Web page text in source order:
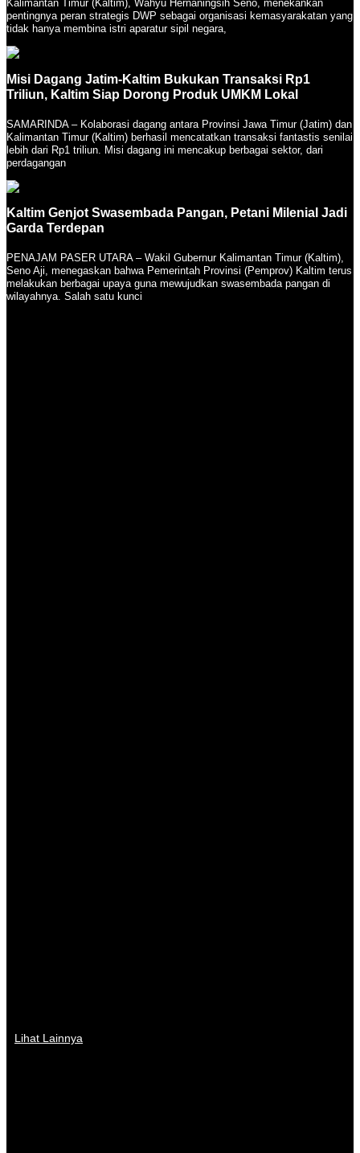
Kalimantan Timur (Kaltim), Wahyu Hernaningsih Seno, menekankan
pentingnya peran strategis DWP sebagai organisasi kemasyarakatan yang
tidak hanya membina istri aparatur sipil negara,
Misi Dagang Jatim-Kaltim Bukukan Transaksi Rp1
Triliun, Kaltim Siap Dorong Produk UMKM Lokal
SAMARINDA – Kolaborasi dagang antara Provinsi Jawa Timur (Jatim) dan
Kalimantan Timur (Kaltim) berhasil mencatatkan transaksi fantastis senilai
lebih dari Rp1 triliun. Misi dagang ini mencakup berbagai sektor, dari
perdagangan
Kaltim Genjot Swasembada Pangan, Petani Milenial Jadi
Garda Terdepan
PENAJAM PASER UTARA – Wakil Gubernur Kalimantan Timur (Kaltim),
Seno Aji, menegaskan bahwa Pemerintah Provinsi (Pemprov) Kaltim terus
melakukan berbagai upaya guna mewujudkan swasembada pangan di
wilayahnya. Salah satu kunci
Lihat Lainnya